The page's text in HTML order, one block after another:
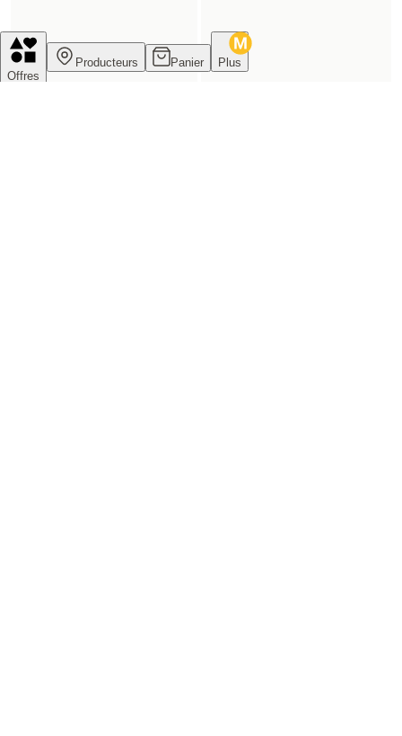
Offres
Producteurs Panier Plus